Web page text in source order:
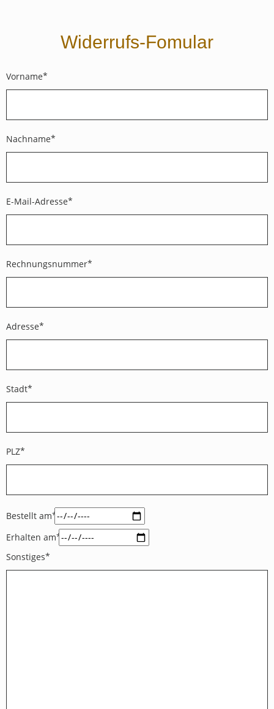
Widerrufs-Fomular
Vorname
Nachname
E-Mail-Adresse
Rechnungsnummer
Adresse
Stadt
PLZ
Bestellt am
Erhalten am
Sonstiges